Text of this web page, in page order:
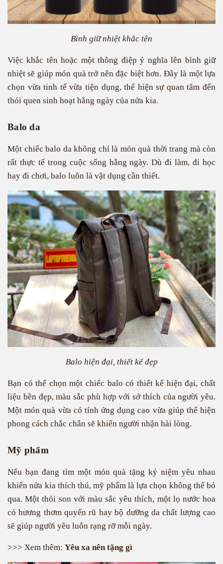
Bình giữ nhiệt khắc tên
Việc khắc tên hoặc một thông điệp ý nghĩa lên bình giữ
nhiệt sẽ giúp món quà trở nên đặc biệt hơn. Đây là một lựa
chọn vừa tinh tế vừa tiện dụng, thể hiện sự quan tâm đến
thói quen sinh hoạt hằng ngày của nửa kia.
Balo da
Một chiếc balo da không chỉ là món quà thời trang mà còn
rất thực tế trong cuộc sống hằng ngày. Dù đi làm, đi học
hay đi chơi, balo luôn là vật dụng cần thiết.
Balo hiện đại, thiết kế đẹp
Bạn có thể chọn một chiếc balo có thiết kế hiện đại, chất
liệu bền đẹp, màu sắc phù hợp với sở thích của người yêu.
Một món quà vừa có tính ứng dụng cao vừa giúp thể hiện
phong cách chắc chắn sẽ khiến người nhận hài lòng.
Mỹ phẩm
Nếu bạn đang tìm một món quà tặng kỷ niệm yêu nhau
khiến nửa kia thích thú, mỹ phẩm là lựa chọn không thể bỏ
qua. Một thỏi son với màu sắc yêu thích, một lọ nước hoa
có hương thơm quyến rũ hay bộ dưỡng da chất lượng cao
sẽ giúp người yêu luôn rạng rỡ mỗi ngày.
>>> Xem thêm: Yêu xa nên tặng gì